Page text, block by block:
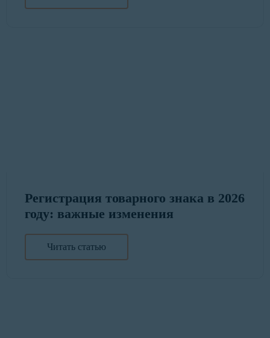
Регистрация товарного знака в 2026
году: важные изменения
Читать статью